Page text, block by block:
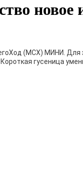
(МСХ) МИНИ.
гусеница